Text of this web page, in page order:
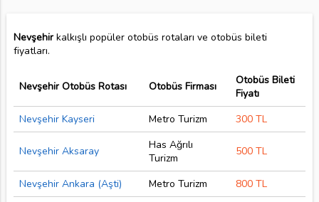
Nevşehirkalkışlı popüler otobüs rotaları ve otobüs bileti
fiyatları.
Nevşehir Otobüs Rotası Otobüs Firması
Otobüs Bileti
Fiyatı
Nevşehir Kayseri
Metro Turizm 300 TL
Nevşehir Aksaray
Has Ağrılı
Turizm
500 TL
Nevşehir Ankara (Aşti) Metro Turizm
800 TL